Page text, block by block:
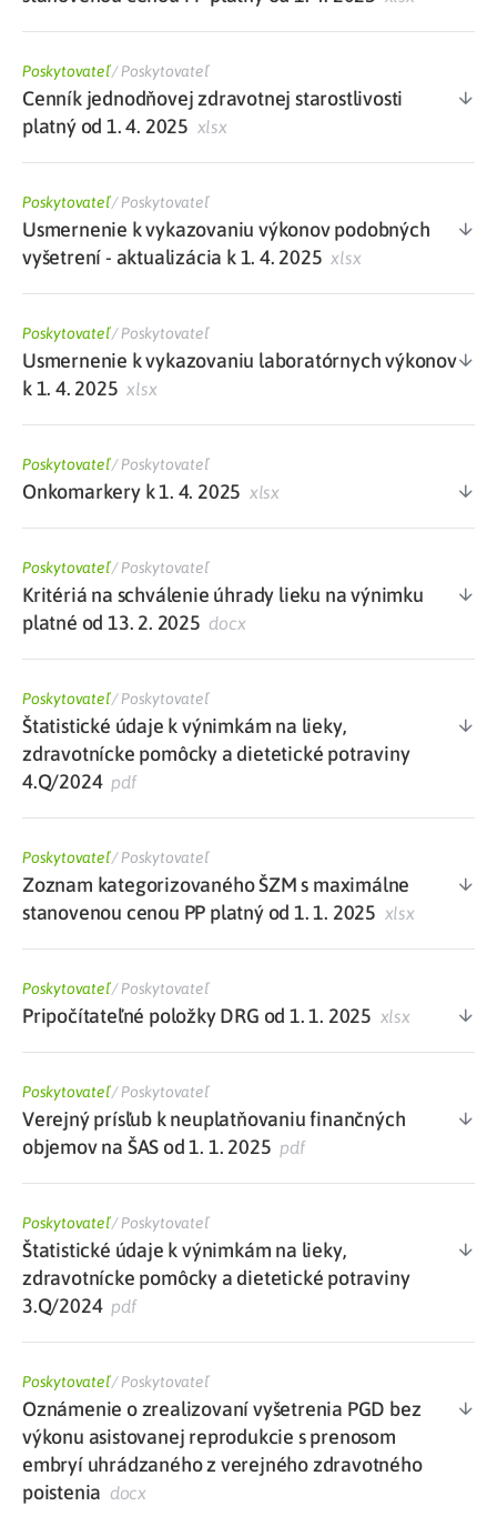
Poskytovateľ/Poskytovateľ
Cenník jednodňovej zdravotnej starostlivosti
platný od 1. 4. 2025 xlsx
Poskytovateľ/Poskytovateľ
Usmernenie k vykazovaniu výkonov podobných
vyšetrení - aktualizácia k 1. 4. 2025 xlsx
Poskytovateľ/Poskytovateľ
Usmernenie k vykazovaniu laboratórnych výkonov
k 1. 4. 2025 xlsx
Poskytovateľ/Poskytovateľ
Onkomarkery k 1. 4. 2025 xlsx
Poskytovateľ/Poskytovateľ
Kritériá na schválenie úhrady lieku na výnimku
platné od 13. 2. 2025 docx
Poskytovateľ/Poskytovateľ
Štatistické údaje k výnimkám na lieky,
zdravotnícke pomôcky a dietetické potraviny
4.Q/2024pdf
Poskytovateľ/Poskytovateľ
Zoznam kategorizovaného ŠZM s maximálne
stanovenou cenou PP platný od 1. 1. 2025 xlsx
Poskytovateľ/Poskytovateľ
Pripočítateľné položky DRG od 1. 1. 2025 xlsx
Poskytovateľ/Poskytovateľ
Verejný prísľub k neuplatňovaniu finančných
objemov na ŠAS od 1. 1. 2025 pdf
Poskytovateľ/Poskytovateľ
Štatistické údaje k výnimkám na lieky,
zdravotnícke pomôcky a dietetické potraviny
3.Q/2024pdf
Poskytovateľ/Poskytovateľ
Oznámenie o zrealizovaní vyšetrenia PGD bez
výkonu asistovanej reprodukcie s prenosom
embryí uhrádzaného z verejného zdravotného
poistenia docx